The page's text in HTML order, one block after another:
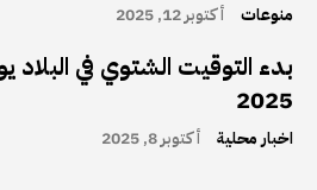
منوعات أكتوبر 12, 2025
2025
اخبار محلية أكتوبر 8, 2025